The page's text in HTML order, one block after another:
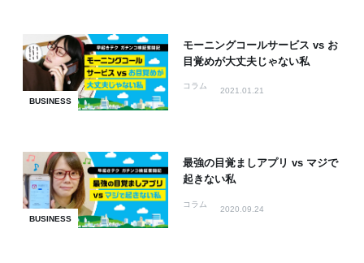
BUSINESS
モーニングコールサービス vs お
目覚めが大丈夫じゃない私
コラム
2021.01.21
BUSINESS
最強の目覚ましアプリ vs マジで
起きない私
コラム
2020.09.24